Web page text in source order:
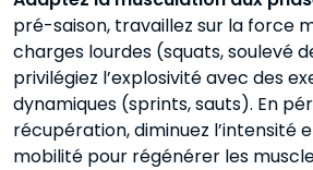
pré-saison, travaillez sur la force
charges lourdes (squats, soulevé
privilégiez l’explosivité avec des
dynamiques (sprints, sauts). En
récupération, diminuez l’intensité
mobilité pour régénérer les